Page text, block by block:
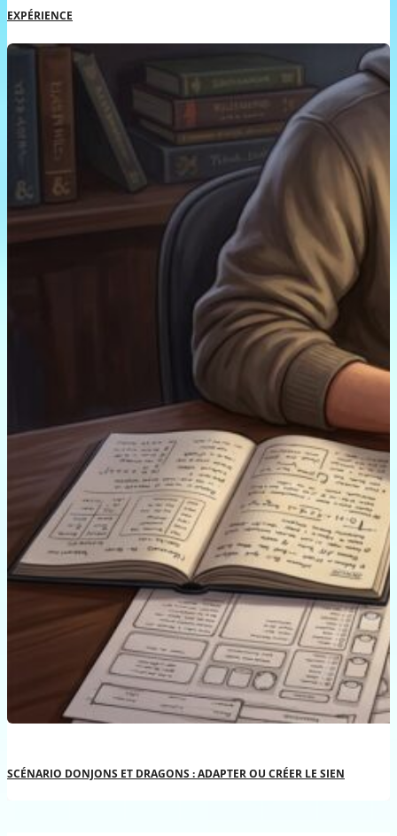
EXPÉRIENCE
SCÉNARIO DONJONS ET DRAGONS : ADAPTER OU CRÉER LE SIEN